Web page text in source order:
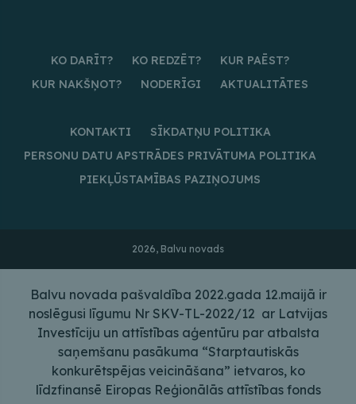
KO DARĪT? KO REDZĒT?
KUR PAĒST?
KUR NAKŠŅOT?
NODERĪGI AKTUALITĀTES
KONTAKTI
SĪKDATŅU POLITIKA
PERSONU DATU APSTRĀDES PRIVĀTUMA POLITIKA
PIEKĻŪSTAMĪBAS PAZIŅOJUMS
2026, Balvu novads
Balvu novada pašvaldība 2022.gada 12.maijā ir
noslēgusi līgumu Nr SKV-TL-2022/12 ar Latvijas
Investīciju un attīstības aģentūru par atbalsta
saņemšanu pasākuma “Starptautiskās
konkurētspējas veicināšana” ietvaros, ko
līdzfinansē Eiropas Reģionālās attīstības fonds